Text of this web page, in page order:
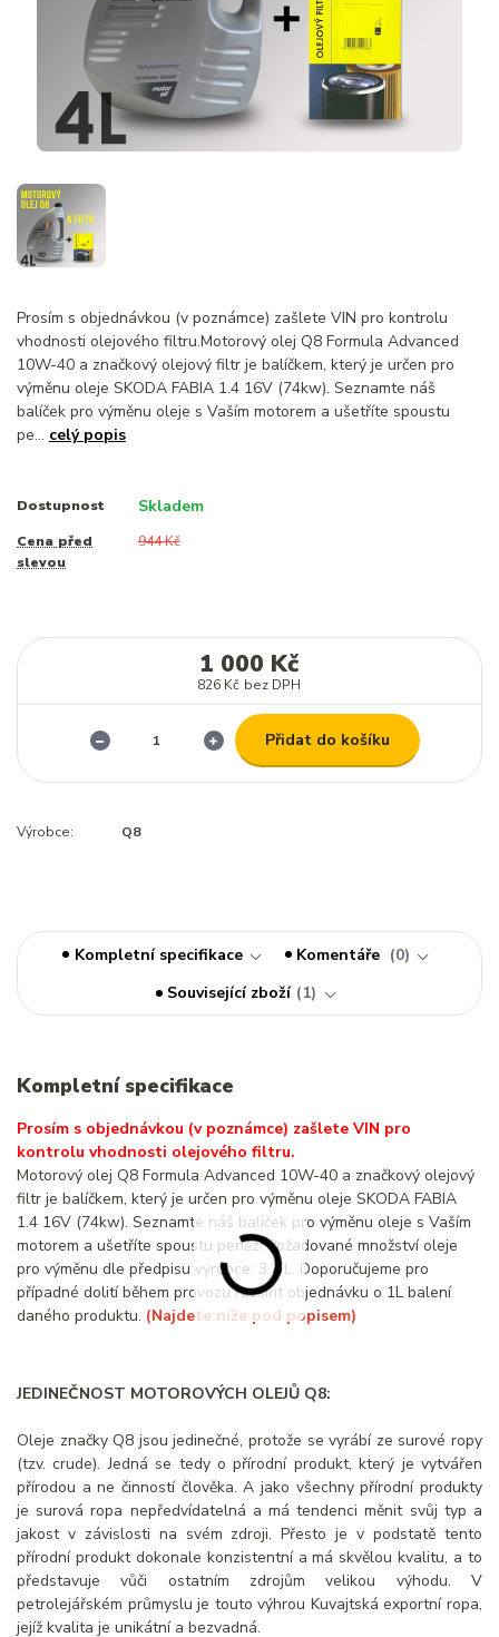
Prosím s objednávkou (v poznámce) zašlete VIN pro kontrolu
vhodnosti olejového filtru.Motorový olej Q8 Formula Advanced
10W-40 a značkový olejový filtr je balíčkem, který je určen pro
výměnu oleje SKODA FABIA 1.4 16V (74kw). Seznamte náš
balíček pro výměnu oleje s Vaším motorem a ušetříte spoustu
pe... celý popis
Dostupnost Skladem
Cena před
slevou
944 Kč
1 000 Kč
826 Kč bez DPH
Přidat do košíku
Výrobce: Q8
Kompletní specifikace Komentáře
0
Související zboží
1
Kompletní specifikace
Prosím s objednávkou (v poznámce) zašlete VIN pro
kontrolu vhodnosti olejového filtru.
Motorový olej Q8 Formula Advanced 10W-40 a značkový olejový
filtr je balíčkem, který je určen pro výměnu oleje SKODA FABIA
1.4 16V (74kw). Seznamte náš balíček pro výměnu oleje s Vaším
motorem a ušetříte spoustu peněz! Požadované množství oleje
pro výměnu dle předpisu výrobce: 3,2 L. Doporučujeme pro
případné dolití během provozu rozšířit objednávku o 1L balení
daného produktu. (Najdete níže pod popisem)
JEDINEČNOST MOTOROVÝCH OLEJŮ Q8:
Oleje značky Q8 jsou jedinečné, protože se vyrábí ze surové ropy
(tzv. crude). Jedná se tedy o přírodní produkt, který je vytvářen
přírodou a ne činností člověka. A jako všechny přírodní produkty
je surová ropa nepředvídatelná a má tendenci měnit svůj typ a
jakost v závislosti na svém zdroji. Přesto je v podstatě tento
přírodní produkt dokonale konzistentní a má skvělou kvalitu, a to
představuje vůči ostatním zdrojům velikou výhodu. V
petrolejářském průmyslu je touto výhrou Kuvajtská exportní ropa,
jejíž kvalita je unikátní a bezvadná.